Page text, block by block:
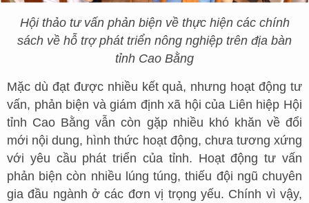
Hội thảo tư vấn phản biện về thực hiện các chính
sách về hỗ trợ phát triển nông nghiệp trên địa bàn
tỉnh Cao Bằng
Mặc dù đạt được nhiều kết quả, nhưng hoạt động tư
vấn, phản biện và giám định xã hội của Liên hiệp Hội
tỉnh Cao Bằng vẫn còn gặp nhiều khó khăn về đổi
mới nội dung, hình thức hoạt động, chưa tương xứng
với yêu cầu phát triển của tỉnh. Hoạt động tư vấn
phản biện còn nhiều lúng túng, thiếu đội ngũ chuyên
gia đầu ngành ở các đơn vị trọng yếu. Chính vì vậy,